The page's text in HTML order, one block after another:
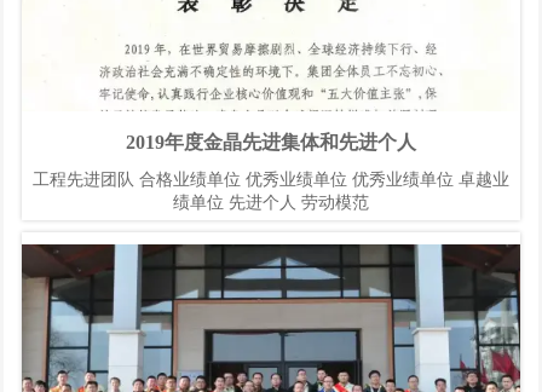
2019年度金晶先进集体和先进个人
工程先进团队 合格业绩单位 优秀业绩单位 优秀业绩单位 卓越业
绩单位 先进个人 劳动模范